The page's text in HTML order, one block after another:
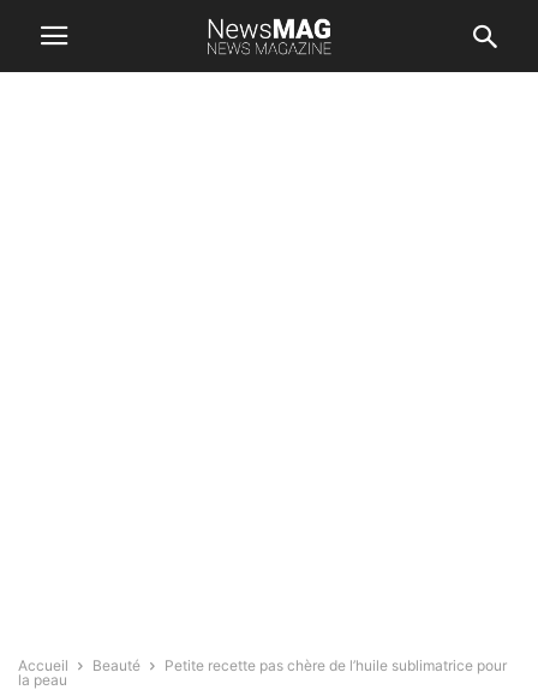
Accueil Beauté
Petite recette pas chère de l’huile sublimatrice pour
la peau